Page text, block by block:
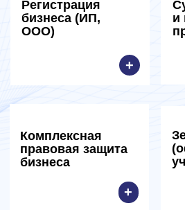
Индивидуальный
успешных дел и помогли клиентам
в самых разных ситуациях,
сохранив для них в общей
сложности более 0,5 млрд рублей.
Не работаем по шаблонам.
Формируем план работы под
конкретного клиента. Консультируем
защищаем перед клиентом свой план
работы. Гибкий подход к стоимости.